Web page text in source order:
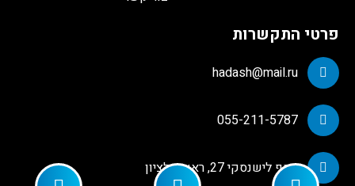
פרטי התקשרות
hadash@mail.ru
055-211-5787
יוסף לישנסקי 27, ראשון לציון